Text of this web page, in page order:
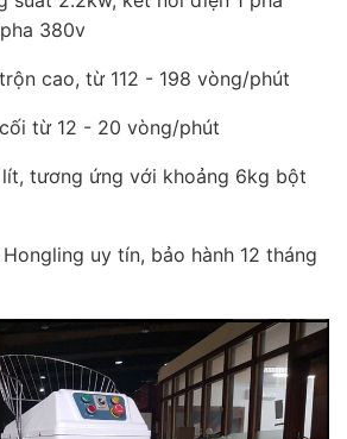
380v
cao, từ 112 - 198 vòng/phút
từ 12 - 20 vòng/phút
tương ứng với khoảng 6kg bột
uy tín, bảo hành 12 tháng